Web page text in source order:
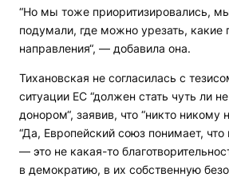
“Но мы тоже приоритизировались,
подумали, где можно урезать, какие
направления“, — добавила она.
Тихановская не согласилась с
ситуации ЕС “должен стать чуть ли
донором“, заявив, что “никто никому
“Да, Европейский союз понимает,
— это не какая-то
в демократию, в их собственную